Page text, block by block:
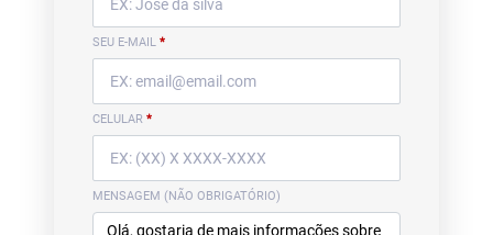
SEU E-MAIL *
CELULAR *
MENSAGEM (NÃO OBRIGATÓRIO)